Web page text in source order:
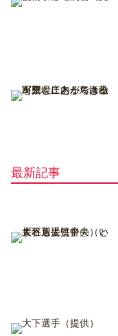
最新記事